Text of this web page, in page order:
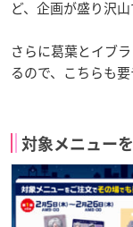
ど、企画が盛り沢山
さらに葛葉とイブ
るので、こちらも要
対象メニュー